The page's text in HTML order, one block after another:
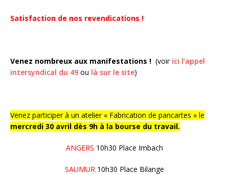
Satisfaction de nos revendications !
Venez nombreux aux manifestations ! (voir ici l’appel
intersyndical du 49 ou là sur le site)
Venez participer à un atelier « Fabrication de pancartes » le
mercredi 30 avril dès 9h à la bourse du travail.
ANGERS 10h30 Place Imbach
SAUMUR 10h30 Place Bilange